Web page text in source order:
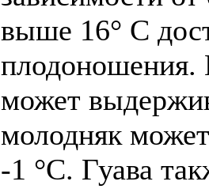
выше 16° C
плодоношения.
может
молодняк
-1 °С. Гуава